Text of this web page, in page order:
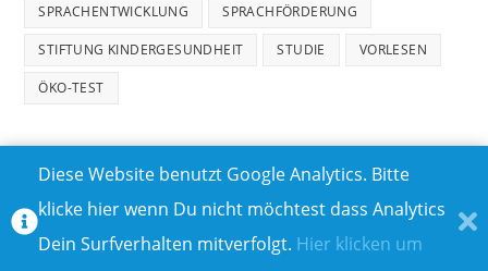
SPRACHENTWICKLUNG SPRACHFÖRDERUNG
STIFTUNG KINDERGESUNDHEIT STUDIE VORLESEN
ÖKO-TEST
TEILNAHMEBEDINGUNGEN FÜR GEWINNSPIELE
IMPRESSUM
Diese Website benutzt Google Analytics. Bitte
klicke hier wenn Du nicht möchtest dass Analytics
Dein Surfverhalten mitverfolgt. Hier klicken um